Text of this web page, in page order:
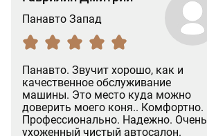
Панавто Запад
Панавто. Звучит хорошо, как и
качественное обслуживание
машины. Это место куда можно
доверить моего коня.. Комфортно.
Профессионально. Надежно. Очень
ухоженный чистый автосалон.